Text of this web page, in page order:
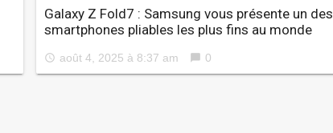
Galaxy Z Fold7 : Samsung vous présente un des
smartphones pliables les plus fins au monde
access_time août 4, 2025 à 8:37 am chat_bubble 0